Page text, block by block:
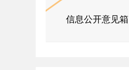
信息公开意见箱